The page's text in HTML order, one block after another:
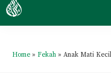
Home » Fekah » Anak Mati Kecil